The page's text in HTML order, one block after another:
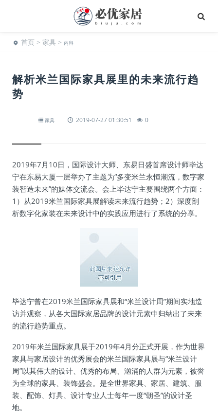
首页 > 家具 > 内容
解析米兰国际家具展里的未来流行趋
势
家具 2019-07-27 01:30:51 0
2019年7月10日，国际设计大师、东易日盛首席设计师毕达
宁在东易大厦一层举办了主题为“多变米兰永恒潮流，数字家
装智造未来”的媒体交流会。会上毕达宁主要围绕两个方面：
1）从2019米兰国际家具展解读未来流行趋势；2）深度剖
析数字化家装在未来设计中的实践应用进行了系统的分享。
毕达宁曾在2019米兰国际家具展和“米兰设计周”期间实地造
访并观察，从各大国际家居品牌的设计元素中归纳出了未来
的流行趋势重点。
2019年米兰国际家具展于2019年4月分正式开展，作为世界
家具与家居设计的优秀展会的米兰国际家具展与“米兰设计
周”以其伟大的设计、优秀的布局、汹涌的人群为元素，被誉
为全球的家具、装饰盛会。是全世界家具、家居、建筑、服
装、配饰、灯具、设计专业人士每年一度“朝圣”的设计圣
地。